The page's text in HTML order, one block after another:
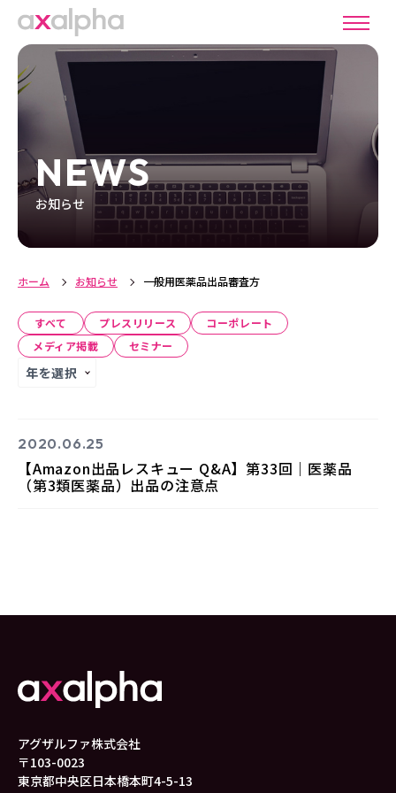
NEWS
お知らせ
ホーム お知らせ 一般用医薬品出品審査方
すべて プレスリリース
コーポレート
メディア掲載
セミナー
2020.06.25
【Amazon出品レスキュー Q&A】第33回｜医薬品
（第3類医薬品）出品の注意点
アグザルファ株式会社
〒103-0023
東京都中央区日本橋本町4-5-13